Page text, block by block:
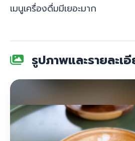
เมนูเครื่องดื่มมีเยอะมาก
รูปภาพและรายละเ